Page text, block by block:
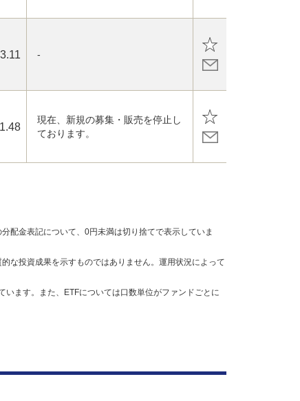
3.11 -
1.48
現在、新規の募集・販売を停止し
ております。
配金表記について、0円未満は切り捨てで表示していま
な投資成果を示すものではありません。運用状況によって
ます。また、ETFについては口数単位がファンドごとに